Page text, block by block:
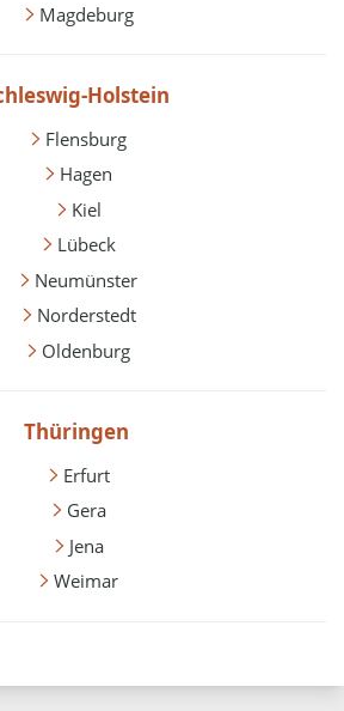
Magdeburg
Holstein
Flensburg
Hagen
Kiel
Lübeck
Neumünster
Norderstedt
Oldenburg
Thüringen
Erfurt
Gera
Jena
Weimar